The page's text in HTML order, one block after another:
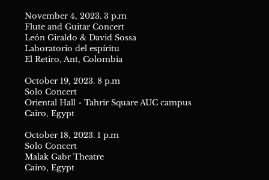
November 4, 2023. 3 p.m
Flute and Guitar Concert
León Giraldo & David Sossa
Laboratorio del espíritu
El Retiro, Ant, Colombia
October 19, 2023. 8 p.m
Solo Concert
Oriental Hall - Tahrir Square AUC campus
Cairo, Egypt
October 18, 2023. 1 p.m
Solo Concert
Malak Gabr Theatre
Cairo, Egypt